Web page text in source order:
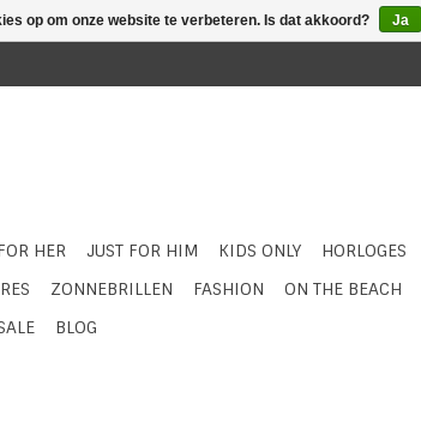
HER JUST FOR HIM KIDS ONLY HORLOGES
ZONNEBRILLEN FASHION ON THE BEACH
BLOG
op om onze website te verbeteren. Is dat akkoord? Ja